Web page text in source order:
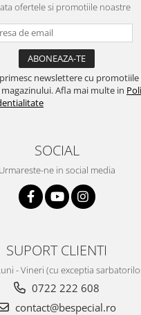
ofertele si promotiile noastre
newslettere cu promotiile
Afla mai multe in
SOCIAL
Urmareste-ne in social media
SUPORT CLIENTI
- Vineri (cu exceptia
0722 222 608
contact@bespecial.ro